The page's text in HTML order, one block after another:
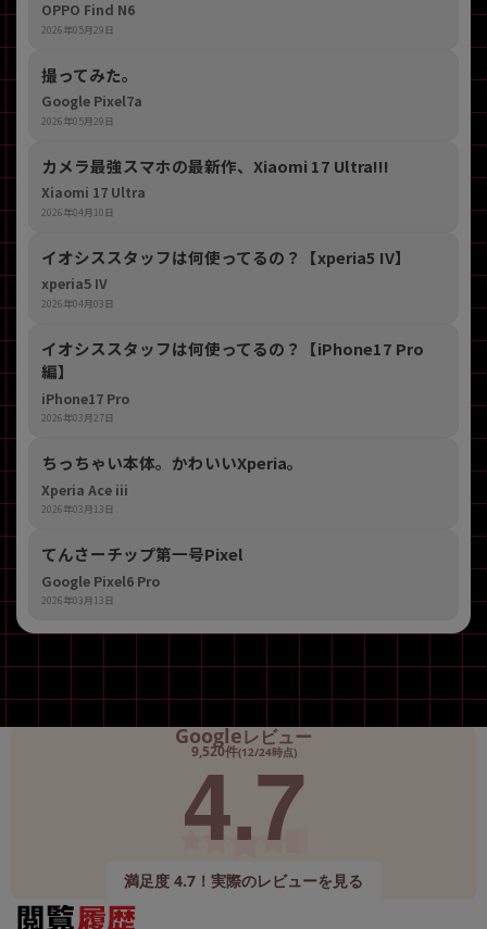
OPPO Find N6
2026年05月29日
撮ってみた。
Google Pixel7a
2026年05月29日
カメラ最強スマホの最新作、Xiaomi 17 Ultra!!!
Xiaomi 17 Ultra
2026年04月10日
イオシススタッフは何使ってるの？【xperia5 IV】
xperia5 IV
2026年04月03日
イオシススタッフは何使ってるの？【iPhone17 Pro
編】
iPhone17 Pro
2026年03月27日
ちっちゃい本体。かわいいXperia。
Xperia Ace iii
2026年03月13日
てんさーチップ第一号Pixel
Google Pixel6 Pro
2026年03月13日
Googleレビュー
9,520件(12/24時点)
4.7
満足度 4.7！実際のレビューを見る